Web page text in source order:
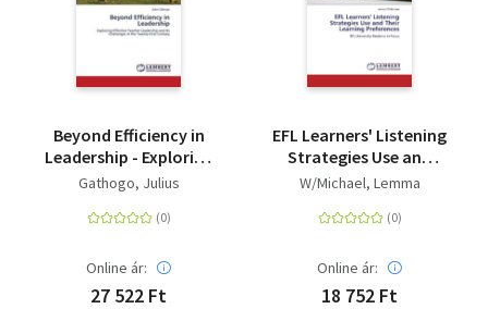
Beyond Efficiency in
Leadership - Exploring
Effective Teacher
Challenges in the
Gathogo, Julius
Online ár:
27 522 Ft
EFL Learners' Listening
Strategies Use and
Their Learning
University Students in
W/Michael, Lemma
Online ár:
18 752 Ft